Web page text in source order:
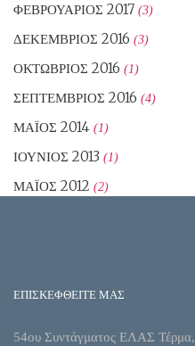
ΦΕΒΡΟΥΆΡΙΟΣ 2017 (3)
ΔΕΚΈΜΒΡΙΟΣ 2016 (3)
ΟΚΤΏΒΡΙΟΣ 2016 (1)
ΣΕΠΤΈΜΒΡΙΟΣ 2016 (4)
ΜΆΙΟΣ 2014 (1)
ΙΟΎΝΙΟΣ 2013 (1)
ΜΆΙΟΣ 2012 (2)
ΕΠΙΣΚΕΦΘΕΙΤΕ ΜΑΣ
54ου Συντάγματος ΕΛΑΣ Τέρμα,